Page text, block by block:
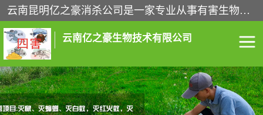
云南昆明亿之豪消杀公司是一家专业从事有害生物防治综合治理的公司，治理服务包括：灭鼠,杀虫,除虫,除蟑螂,白蚁防治,消杀等；安全环保,快速上门,价格透明,完善的售后服务,不影响您的生活工作。
云南亿之豪生物技术有限公司
灭鼠服务 杀虫服务